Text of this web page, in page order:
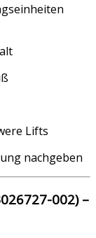
Lifts
nachgeben
002) –